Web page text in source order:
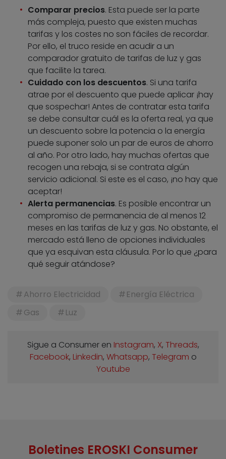
Comparar precios. Esta puede ser la parte
más compleja, puesto que existen muchas
tarifas y los costes no son fáciles de recordar.
Por ello, el truco reside en acudir a un
comparador gratuito de tarifas de luz y gas
que facilite la tarea.
Cuidado con los descuentos. Si una tarifa
atrae por el descuento que puede aplicar ¡hay
que sospechar! Antes de contratar esta tarifa
se debe consultar cuál es la oferta real, ya que
un descuento sobre la potencia o la energía
puede suponer solo un par de euros de ahorro
al año. Por otro lado, hay muchas ofertas que
recogen una rebaja, si se contrata algún
servicio adicional. Si este es el caso, ¡no hay que
aceptar!
Alerta permanencias. Es posible encontrar un
compromiso de permanencia de al menos 12
meses en las tarifas de luz y gas. No obstante, el
mercado está lleno de opciones individuales
que ya esquivan esta cláusula. Por lo que ¿para
qué seguir atándose?
Ahorro Electricidad
Energía Eléctrica
Gas
Luz
Sigue a Consumer en Instagram, X, Threads,
Facebook, Linkedin, Whatsapp, Telegram o
Youtube
Boletines EROSKI Consumer